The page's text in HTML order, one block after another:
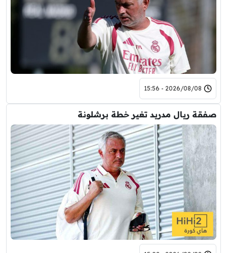
2026/08/08 - 15:56
صفقة ريال مدريد تغير خطة برشلونة